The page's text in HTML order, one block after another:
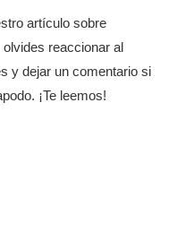
artículo sobre
olvides reaccionar al
y dejar un comentario si
¡Te leemos!